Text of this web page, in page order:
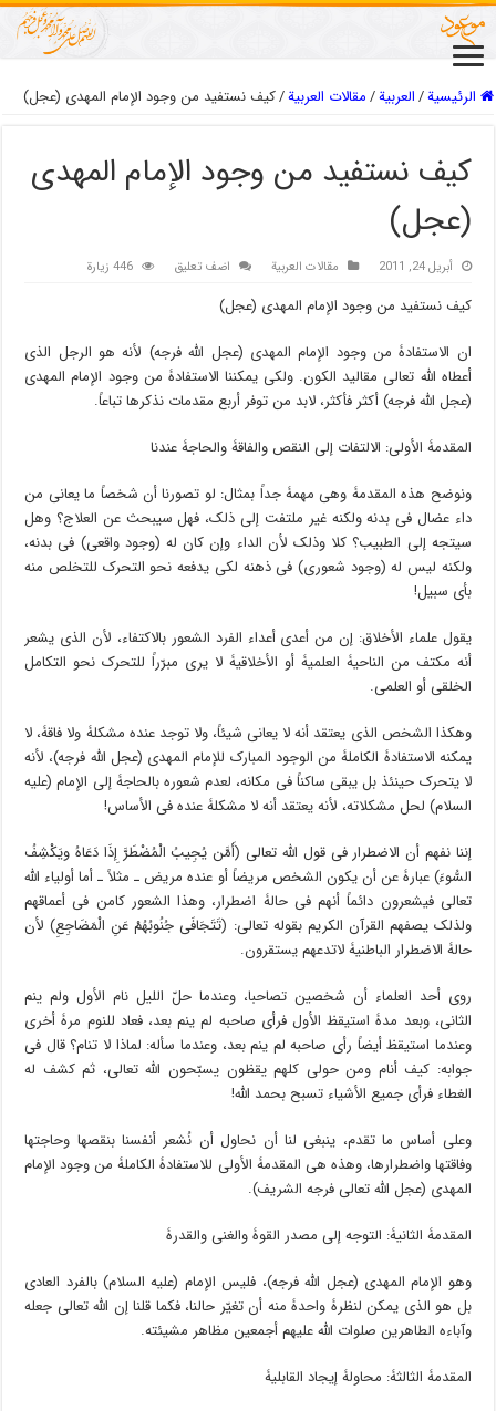
الرئيسية/العربیة/مقالات العربیة/کیف نستفید من وجود الإمام المهدی (عجل)
کیف نستفید من وجود الإمام المهدی
(عجل)
أبريل 24, 2011 مقالات العربیة اضف تعليق 446 زيارة
کیف نستفید من وجود الإمام المهدی (عجل)
ان الاستفادۀ من وجود الإمام المهدی (عجل الله فرجه) لأنه هو الرجل الذی
أعطاه الله تعالى مقالید الکون. ولکی یمکننا الاستفادۀ من وجود الإمام المهدی
(عجل الله فرجه) أکثر فأکثر، لابد من توفر أربع مقدمات نذکرها تباعاً.
المقدمۀ الأولى: الالتفات إلى النقص والفاقۀ والحاجۀ عندنا
ونوضح هذه المقدمۀ وهی مهمۀ جداً بمثال: لو تصورنا أن شخصاً ما یعانی من
داء عضال فی بدنه ولکنه غیر ملتفت إلى ذلک، فهل سیبحث عن العلاج؟ وهل
سیتجه إلى الطبیب؟ کلا وذلک لأن الداء وإن کان له (وجود واقعی) فی بدنه،
ولکنه لیس له (وجود شعوری) فی ذهنه لکی یدفعه نحو التحرک للتخلص منه
بأی سبیل!
یقول علماء الأخلاق: إن من أعدى أعداء الفرد الشعور بالاکتفاء، لأن الذی یشعر
أنه مکتف من الناحیۀ العلمیۀ أو الأخلاقیۀ لا یرى مبرّراً للتحرک نحو التکامل
الخلقی أو العلمی.
وهکذا الشخص الذی یعتقد أنه لا یعانی شیئاً، ولا توجد عنده مشکلۀ ولا فاقۀ، لا
یمکنه الاستفادۀ الکاملۀ من الوجود المبارک للإمام المهدی (عجل الله فرجه)، لأنه
لا یتحرک حینئذ بل یبقى ساکناً فی مکانه، لعدم شعوره بالحاجۀ إلى الإمام (علیه
السلام) لحل مشکلاته، لأنه یعتقد أنه لا مشکلۀ عنده فی الأساس!
إننا نفهم أن الاضطرار فی قول الله تعالى (أَمَّن یُجِیبُ الْمُضْطَرَّ إِذَا دَعَاهُ ویَکْشِفُ
السُّوءَ) عبارۀ عن أن یکون الشخص مریضاً أو عنده مریض ـ مثلاً ـ أما أولیاء الله
تعالى فیشعرون دائماً أنهم فی حالۀ اضطرار، وهذا الشعور کامن فی أعماقهم
ولذلک یصفهم القرآن الکریم بقوله تعالى: (تَتَجَافَى جُنُوبُهُمْ عَنِ الْمَضَاجِعِ) لأن
حالۀ الاضطرار الباطنیۀ لاتدعهم یستقرون.
روى أحد العلماء أن شخصین تصاحبا، وعندما حلّ اللیل نام الأول ولم ینم
الثانی، وبعد مدۀ استیقظ الأول فرأى صاحبه لم ینم بعد، فعاد للنوم مرۀ أخرى
وعندما استیقظ أیضاً رأى صاحبه لم ینم بعد، وعندما سأله: لماذا لا تنام؟ قال فی
جوابه: کیف أنام ومن حولی کلهم یقظون یسبّحون الله تعالى، ثم کشف له
الغطاء فرأى جمیع الأشیاء تسبح بحمد الله!
وعلى أساس ما تقدم، ینبغی لنا أن نحاول أن نُشعر أنفسنا بنقصها وحاجتها
وفاقتها واضطرارها، وهذه هی المقدمۀ الأولى للاستفادۀ الکاملۀ من وجود الإمام
المهدی (عجل الله تعالى فرجه الشریف).
المقدمۀ الثانیۀ: التوجه إلى مصدر القوۀ والغنى والقدرۀ
وهو الإمام المهدی (عجل الله فرجه)، فلیس الإمام (علیه السلام) بالفرد العادی
بل هو الذی یمکن لنظرۀ واحدۀ منه أن تغیّر حالنا، فکما قلنا إن الله تعالى جعله
وآباءه الطاهرین صلوات الله علیهم أجمعین مظاهر مشیئته.
المقدمۀ الثالثۀ: محاولۀ إیجاد القابلیۀ